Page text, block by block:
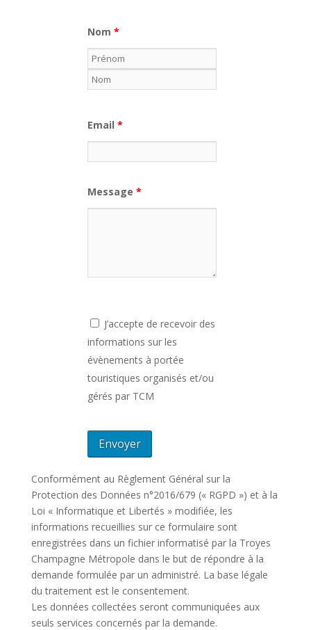
Nom*
Email*
Message*
J’accepte de recevoir des
informations sur les
évènements à portée
touristiques organisés et/ou
gérés par TCM
Conformément au Règlement Général sur la
Protection des Données n°2016/679 (« RGPD ») et à la
Loi « Informatique et Libertés » modifiée, les
informations recueillies sur ce formulaire sont
enregistrées dans un fichier informatisé par la Troyes
Champagne Métropole dans le but de répondre à la
demande formulée par un administré. La base légale
du traitement est le consentement.
Les données collectées seront communiquées aux
seuls services concernés par la demande.